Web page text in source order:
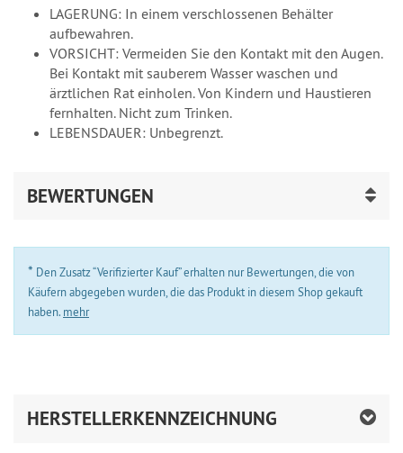
LAGERUNG: In einem verschlossenen Behälter
aufbewahren.
VORSICHT: Vermeiden Sie den Kontakt mit den Augen.
Bei Kontakt mit sauberem Wasser waschen und
ärztlichen Rat einholen. Von Kindern und Haustieren
fernhalten. Nicht zum Trinken.
LEBENSDAUER: Unbegrenzt.
BEWERTUNGEN
* Den Zusatz “Verifizierter Kauf” erhalten nur Bewertungen, die von
Käufern abgegeben wurden, die das Produkt in diesem Shop gekauft
haben. mehr
HERSTELLERKENNZEICHNUNG